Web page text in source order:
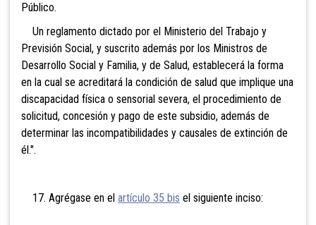
Público.
Un reglamento dictado por el Ministerio del Trabajo y
Previsión Social, y suscrito además por los Ministros de
Desarrollo Social y Familia, y de Salud, establecerá la forma
en la cual se acreditará la condición de salud que implique una
discapacidad física o sensorial severa, el procedimiento de
solicitud, concesión y pago de este subsidio, además de
determinar las incompatibilidades y causales de extinción de
él.".
17. Agrégase en el artículo 35 bis el siguiente inciso: